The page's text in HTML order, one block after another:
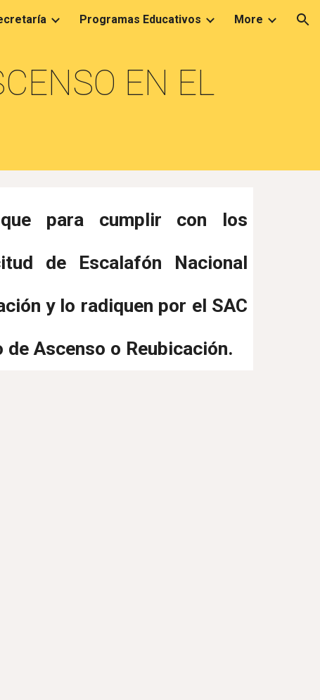
Programas Educativos More
EN EL
para cumplir con los
de Escalafón Nacional
y lo radiquen por el SAC
Ascenso o Reubicación.